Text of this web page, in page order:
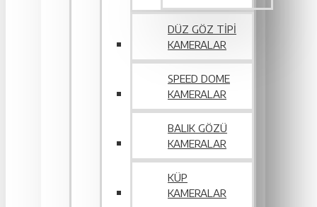
DÜZ GÖZ TIPI
KAMERALAR
SPEED DOME
KAMERALAR
BALIK GÖZÜ
KAMERALAR
KÜP
KAMERALAR